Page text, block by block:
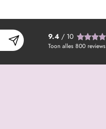
9.4/ 10
Toon alles 800 reviews